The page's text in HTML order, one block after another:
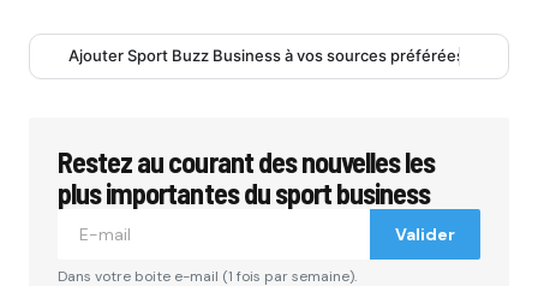
Ajouter Sport Buzz Business à vos sources préférées
Restez au courant des nouvelles les
plus importantes du sport business
Valider
Dans votre boite e-mail (1 fois par semaine).